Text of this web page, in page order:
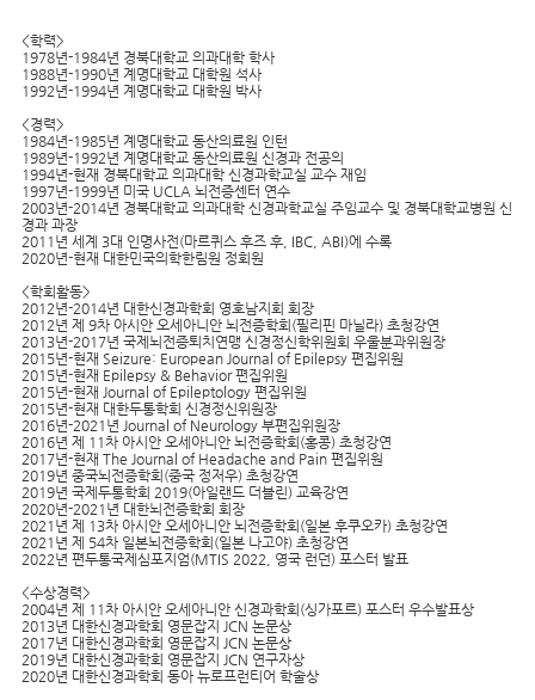
<학력>
1978년-1984년 경북대학교 의과대학 학사
1988년-1990년 계명대학교 대학원 석사
1992년-1994년 계명대학교 대학원 박사
<경력>
1984년-1985년 계명대학교 동산의료원 인턴
1989년-1992년 계명대학교 동산의료원 신경과 전공의
1994년-현재 경북대학교 의과대학 신경과학교실 교수 재임
1997년-1999년 미국 UCLA 뇌전증센터 연수
2003년-2014년 경북대학교 의과대학 신경과학교실 주임교수 및 경북대학교병원 신
경과 과장
2011년 세계 3대 인명사전(마르퀴스 후즈 후, IBC, ABI)에 수록
2020년-현재 대한민국의학한림원 정회원
<학회활동>
2012년-2014년 대한신경과학회 영호남지회 회장
2012년 제 9차 아시안 오세아니안 뇌전증학회(필리핀 마닐라) 초청강연
2013년-2017년 국제뇌전증퇴치연맹 신경정신학위원회 우울분과위원장
2015년-현재 Seizure: European Journal of Epilepsy 편집위원
2015년-현재 Epilepsy & Behavior 편집위원
2015년-현재 Journal of Epileptology 편집위원
2015년-현재 대한두통학회 신경정신위원장
2016년-2021년 Journal of Neurology 부편집위원장
2016년 제 11차 아시안 오세아니안 뇌전증학회(홍콩) 초청강연
2017년-현재 The Journal of Headache and Pain 편집위원
2019년 중국뇌전증학회(중국 정저우) 초청강연
2019년 국제두통학회 2019(아일랜드 더블린) 교육강연
2020년-2021년 대한뇌전증학회 회장
2021년 제 13차 아시안 오세아니안 뇌전증학회(일본 후쿠오카) 초청강연
2021년 제 54차 일본뇌전증학회(일본 나고야) 초청강연
2022년 편두통국제심포지엄(MTIS 2022, 영국 런던) 포스터 발표
<수상경력>
2004년 제 11차 아시안 오세아니안 신경과학회(싱가포르) 포스터 우수발표상
2013년 대한신경과학회 영문잡지 JCN 논문상
2017년 대한신경과학회 영문잡지 JCN 논문상
2019년 대한신경과학회 영문잡지 JCN 연구자상
2020년 대한신경과학회 동아 뉴로프런티어 학술상